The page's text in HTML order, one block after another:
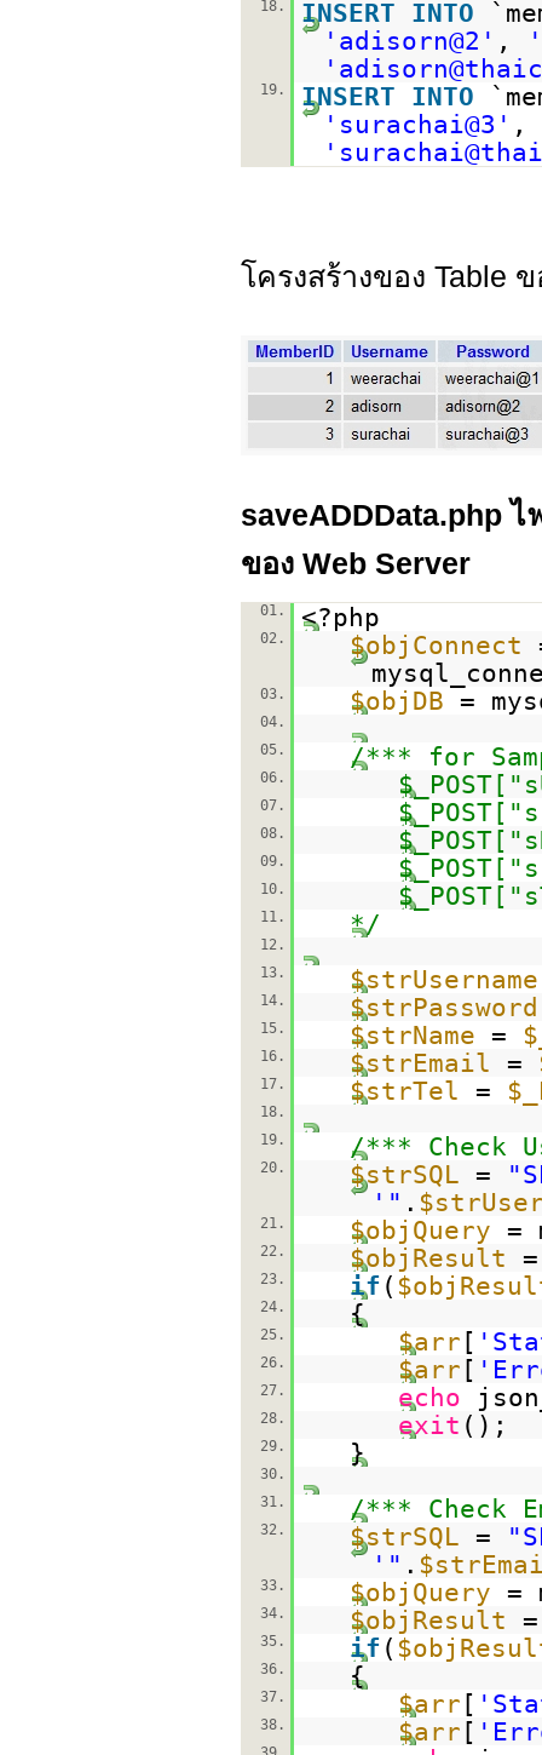
18. INSERT INTO
'adisorn@2' ,
19. INSERT INTO
'surachai@3' ,
โครงสร้างของ Table
saveADDData.php
ของ Web Server
01. <?php
02. $objConnect
03. $objDB =
04.
05.
/*** for
06.
07.
08.
09.
10.
11. */
12.
13.
$strUsername
14. $strPassword
15. $strName =
16. $strEmail =
17. $strTel =
18.
19.
/*** Check
20. $strSQL =
'" .
21. $objQuery =
22. $objResult
23. if (
24. {
25. $arr [
26. $arr [
27. echo
28. exit ();
29. }
30.
31.
/*** Check
32. $strSQL =
'" .
33. $objQuery =
34. $objResult
35. if (
36. {
37. $arr [
38. $arr [